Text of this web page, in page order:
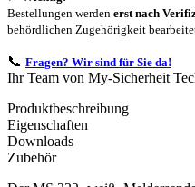
Bestellungen werden erst nach
behördlichen Zugehörigkeit
📞 Fragen? Wir sind für Sie da!
Ihr Team von My-Sicherheit
Produktbeschreibung
Eigenschaften
Downloads
Zubehör